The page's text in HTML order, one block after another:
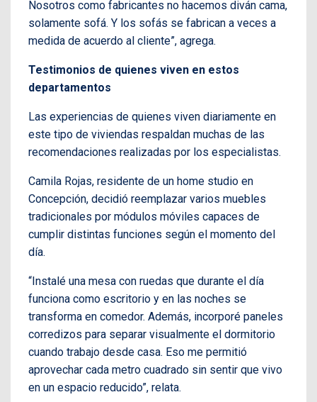
Nosotros como fabricantes no hacemos diván cama,
solamente sofá. Y los sofás se fabrican a veces a
medida de acuerdo al cliente”, agrega.
Testimonios de quienes viven en estos
departamentos
Las experiencias de quienes viven diariamente en
este tipo de viviendas respaldan muchas de las
recomendaciones realizadas por los especialistas.
Camila Rojas, residente de un home studio en
Concepción, decidió reemplazar varios muebles
tradicionales por módulos móviles capaces de
cumplir distintas funciones según el momento del
día.
“Instalé una mesa con ruedas que durante el día
funciona como escritorio y en las noches se
transforma en comedor. Además, incorporé paneles
corredizos para separar visualmente el dormitorio
cuando trabajo desde casa. Eso me permitió
aprovechar cada metro cuadrado sin sentir que vivo
en un espacio reducido”, relata.